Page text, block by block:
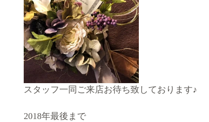
スタッフ一同ご来店お待ち致しております♪
2018年最後まで